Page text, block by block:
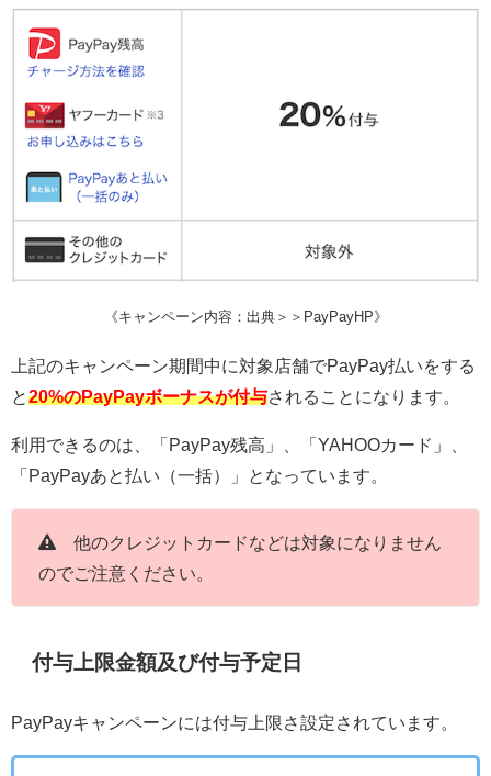
《キャンペーン内容：出典＞＞PayPayHP》
上記のキャンペーン期間中に対象店舗でPayPay払いをする
と20%のPayPayボーナスが付与されることになります。
利用できるのは、「PayPay残高」、「YAHOOカード」、
「PayPayあと払い（一括）」となっています。
他のクレジットカードなどは対象になりません
のでご注意ください。
付与上限金額及び付与予定日
PayPayキャンペーンには付与上限さ設定されています。